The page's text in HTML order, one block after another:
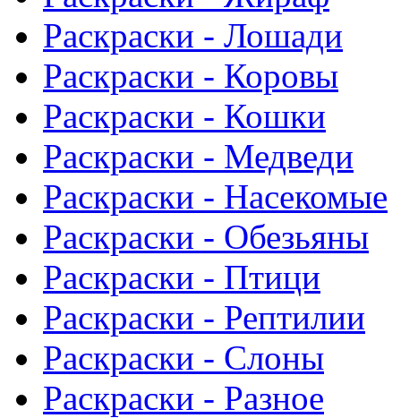
Раскраски - Лошади
Раскраски - Коровы
Раскраски - Кошки
Раскраски - Медведи
Раскраски - Насекомые
Раскраски - Обезьяны
Раскраски - Птици
Раскраски - Рептилии
Раскраски - Слоны
Раскраски - Разное